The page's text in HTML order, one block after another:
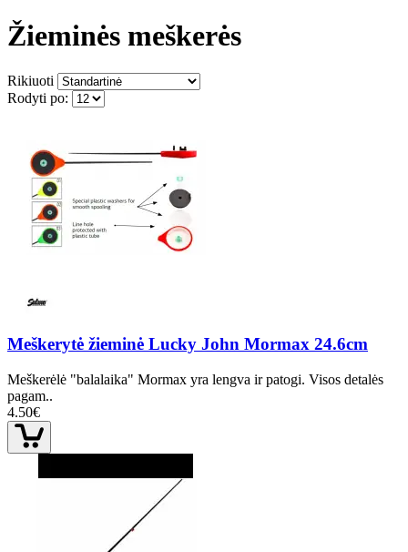
Žieminės meškerės
Rikiuoti
Rodyti po:
Meškerytė žieminė Lucky John Mormax 24.6cm
Meškerėlė "balalaika" Mormax yra lengva ir patogi. Visos detalės
pagam..
4.50€